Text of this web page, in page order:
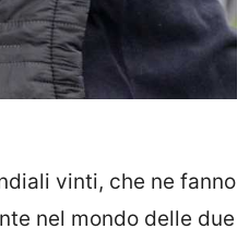
vinti, che ne fanno
nel mondo delle due